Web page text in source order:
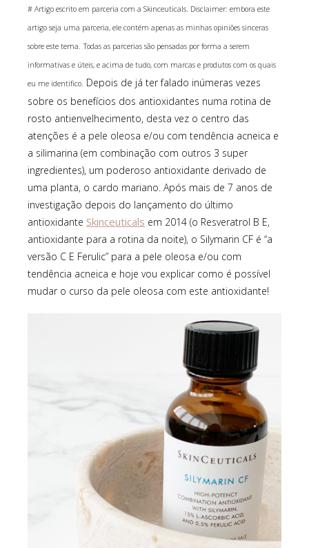
# Artigo escrito em parceria com a Skinceuticals. Disclaimer: embora este
artigo seja uma parceria, ele contém apenas as minhas opiniões sinceras
sobre este tema. Todas as parcerias são pensadas por forma a serem
informativas e úteis, e acima de tudo, com marcas e produtos com os quais
eu me identifico. Depois de já ter falado inúmeras vezes
sobre os benefícios dos antioxidantes numa rotina de
rosto antienvelhecimento, desta vez o centro das
atenções é a pele oleosa e/ou com tendência acneica e
a silimarina (em combinação com outros 3 super
ingredientes), um poderoso antioxidante derivado de
uma planta, o cardo mariano. Após mais de 7 anos de
investigação depois do lançamento do último
antioxidante Skinceuticals em 2014 (o Resveratrol B E,
antioxidante para a rotina da noite), o Silymarin CF é “a
versão C E Ferulic” para a pele oleosa e/ou com
tendência acneica e hoje vou explicar como é possível
mudar o curso da pele oleosa com este antioxidante!